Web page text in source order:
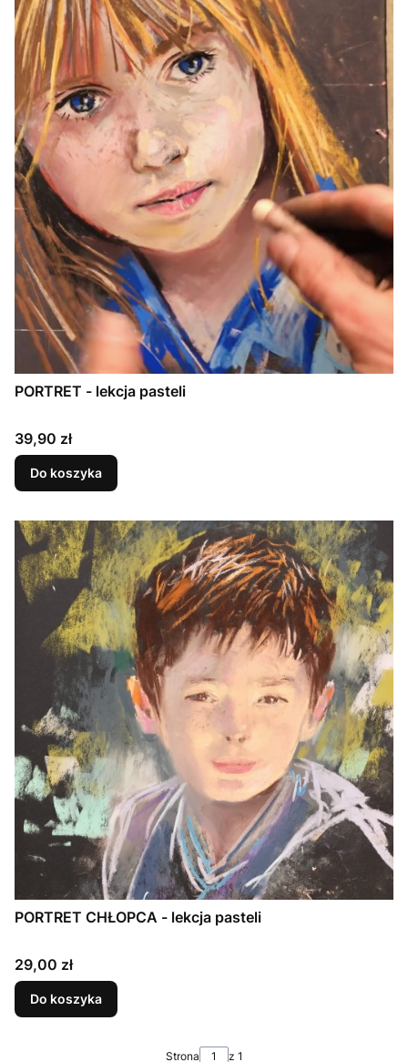
PORTRET - lekcja pasteli
Cena
39,90 zł
Do koszyka
PORTRET CHŁOPCA - lekcja pasteli
Cena
29,00 zł
Do koszyka
Strona z 1